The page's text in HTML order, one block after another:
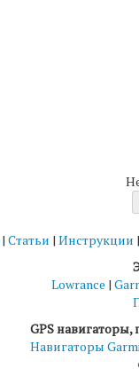
| Статьи | Инструкции
Lowrance |
GPS
Навигаторы